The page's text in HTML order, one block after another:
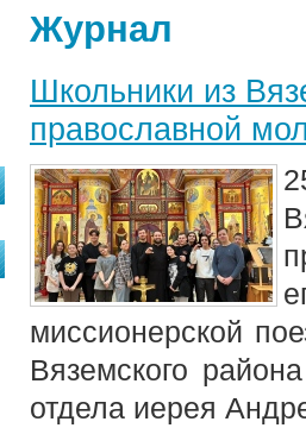
Журнал
Школьники из
православной
миссионерской
Вяземского
отдела иерея